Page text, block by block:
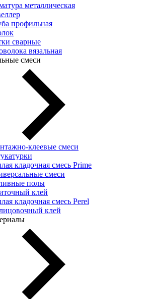
металлическая
профильная
сварные
вязальная
смеси
клеевые смеси
кладочная смесь Prime
смеси
полы
клей
кладочная смесь Perel
клей